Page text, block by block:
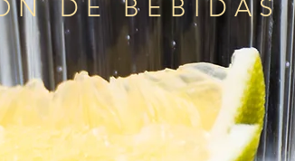
DE BEBIDAS